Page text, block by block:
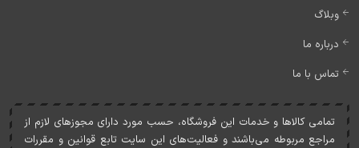
وبلاگ
درباره ما
تماس با ما
تمامی کالاها و خدمات اين فروشگاه، حسب مورد دارای مجوزهای لازم از
مراجع مربوطه می‌باشند و فعاليت‌های اين سايت تابع قوانين و مقررات